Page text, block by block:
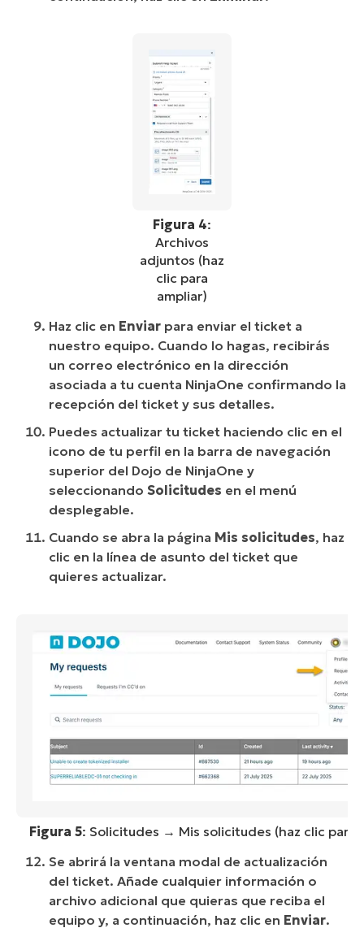
Figura 4:
Archivos
adjuntos (haz
clic para
ampliar)
Haz clic en Enviar para enviar el ticket a
nuestro equipo. Cuando lo hagas, recibirás
un correo electrónico en la dirección
asociada a tu cuenta NinjaOne confirmando la
recepción del ticket y sus detalles.
Puedes actualizar tu ticket haciendo clic en el
icono de tu perfil en la barra de navegación
superior del Dojo de NinjaOne y
seleccionando Solicitudes en el menú
desplegable.
Cuando se abra la página Mis solicitudes, haz
clic en la línea de asunto del ticket que
quieres actualizar.
Figura 5: Solicitudes → Mis solicitudes (haz clic para
Se abrirá la ventana modal de actualización
del ticket. Añade cualquier información o
archivo adicional que quieras que reciba el
equipo y, a continuación, haz clic en Enviar.